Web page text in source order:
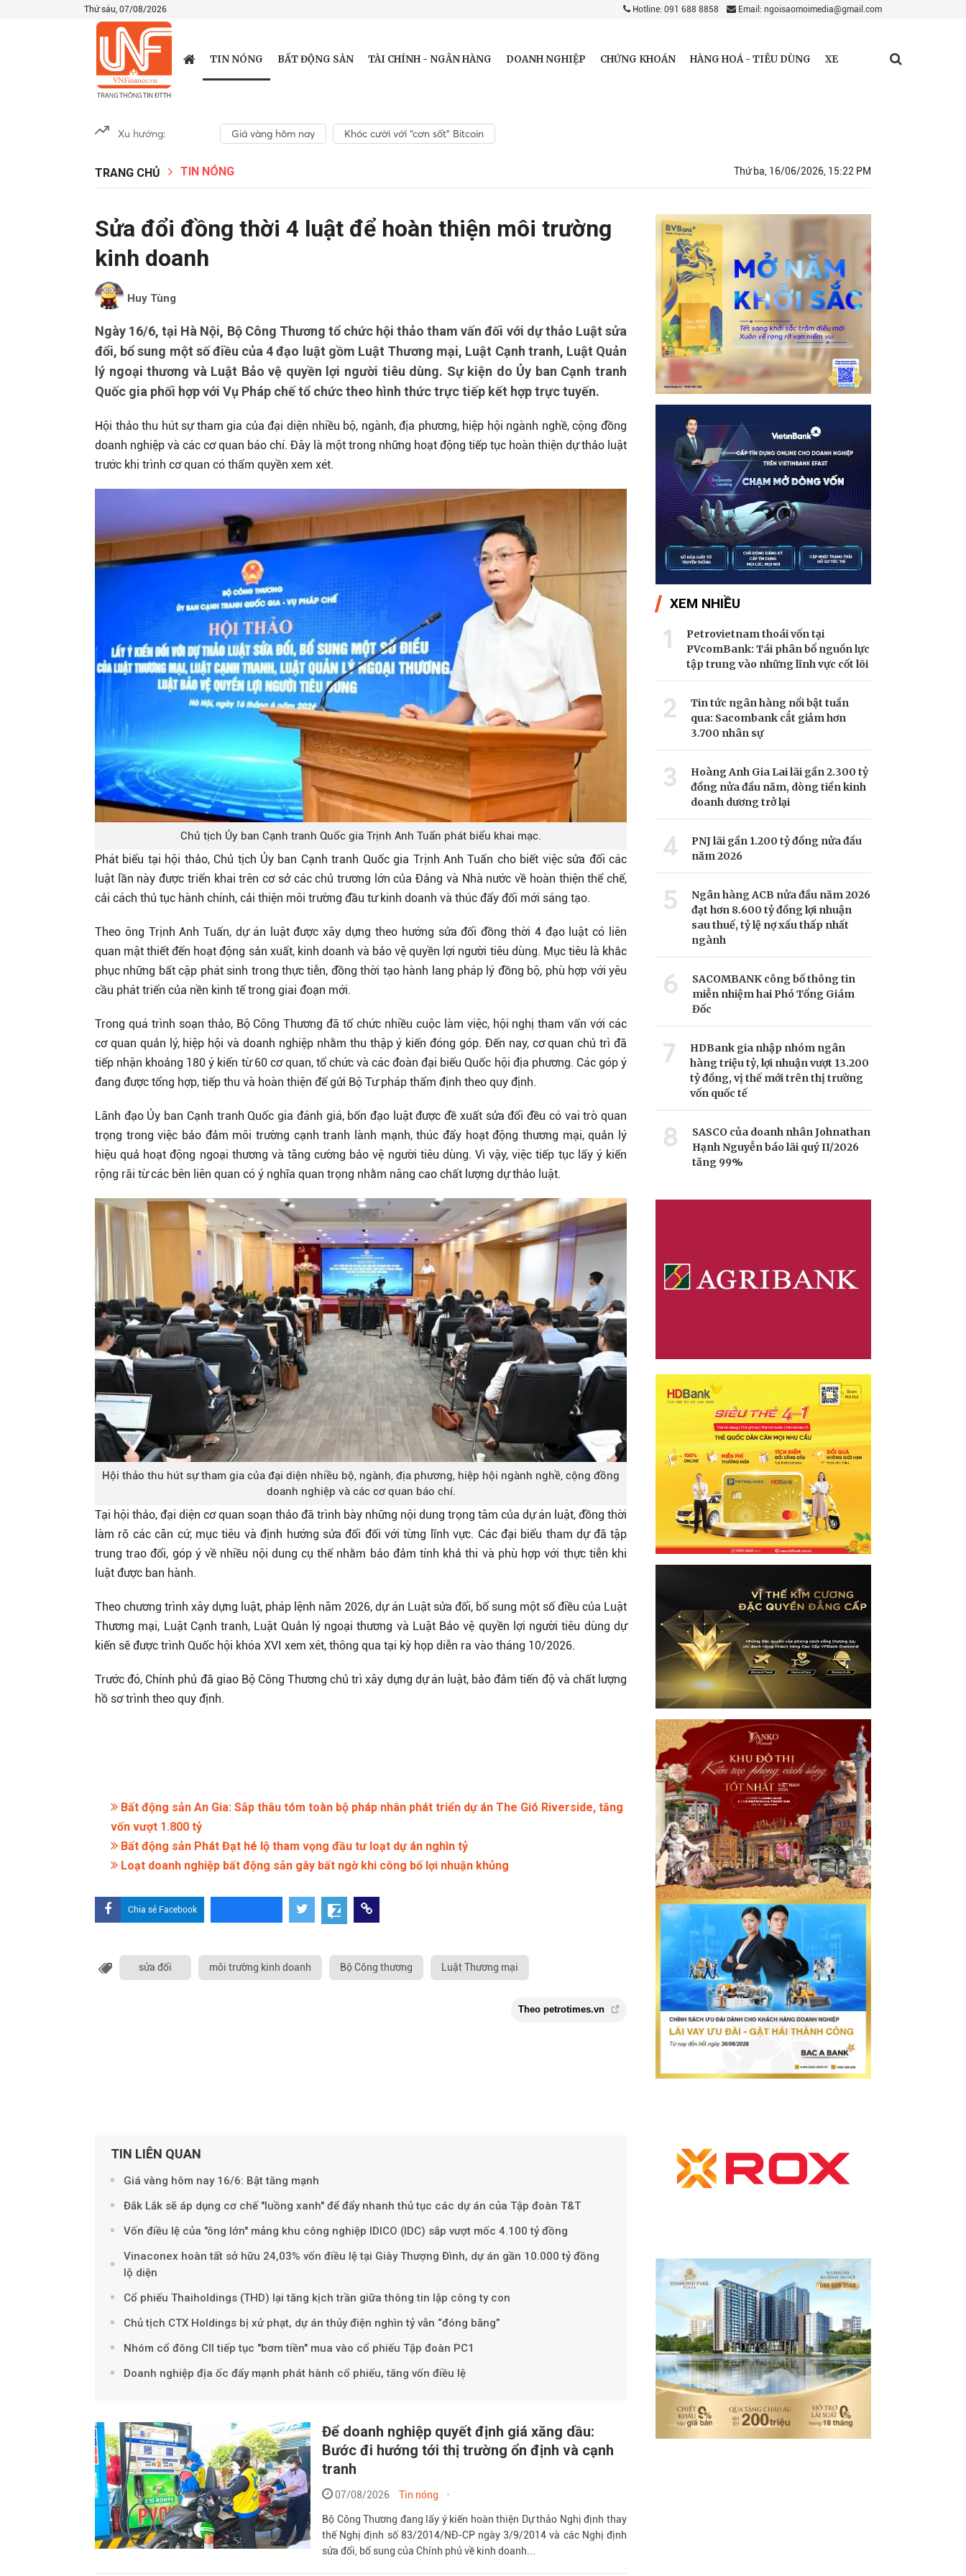
Thứ sáu, 07/08/2026 Hotline: 091 688 8858 Email: ngoisaomoimedia@gmail.com
TIN NÓNG BẤT ĐỘNG SẢN TÀI CHÍNH - NGÂN HÀNG DOANH NGHIỆP CHỨNG KHOÁN HÀNG HOÁ - TIÊU DÙNG XE
Xu hướng: Giá vàng hôm nay Khóc cười với “cơn sốt” Bitcoin
TRANG CHỦ TIN NÓNG Thứ ba, 16/06/2026, 15:22 PM
Sửa đổi đồng thời 4 luật để hoàn thiện môi trường
kinh doanh
Huy Tùng
Ngày 16/6, tại Hà Nội, Bộ Công Thương tổ chức hội thảo tham vấn đối với dự thảo Luật sửa
đổi, bổ sung một số điều của 4 đạo luật gồm Luật Thương mại, Luật Cạnh tranh, Luật Quản
lý ngoại thương và Luật Bảo vệ quyền lợi người tiêu dùng. Sự kiện do Ủy ban Cạnh tranh
Quốc gia phối hợp với Vụ Pháp chế tổ chức theo hình thức trực tiếp kết hợp trực tuyến.
Hội thảo thu hút sự tham gia của đại diện nhiều bộ, ngành, địa phương, hiệp hội ngành nghề, cộng đồng
doanh nghiệp và các cơ quan báo chí. Đây là một trong những hoạt động tiếp tục hoàn thiện dự thảo luật
trước khi trình cơ quan có thẩm quyền xem xét.
Chủ tịch Ủy ban Cạnh tranh Quốc gia Trịnh Anh Tuấn phát biểu khai mạc.
Phát biểu tại hội thảo, Chủ tịch Ủy ban Cạnh tranh Quốc gia Trịnh Anh Tuấn cho biết việc sửa đổi các
luật lần này được triển khai trên cơ sở các chủ trương lớn của Đảng và Nhà nước về hoàn thiện thể chế,
cải cách thủ tục hành chính, cải thiện môi trường đầu tư kinh doanh và thúc đẩy đổi mới sáng tạo.
Theo ông Trịnh Anh Tuấn, dự án luật được xây dựng theo hướng sửa đổi đồng thời 4 đạo luật có liên
quan mật thiết đến hoạt động sản xuất, kinh doanh và bảo vệ quyền lợi người tiêu dùng. Mục tiêu là khắc
phục những bất cập phát sinh trong thực tiễn, đồng thời tạo hành lang pháp lý đồng bộ, phù hợp với yêu
cầu phát triển của nền kinh tế trong giai đoạn mới.
Trong quá trình soạn thảo, Bộ Công Thương đã tổ chức nhiều cuộc làm việc, hội nghị tham vấn với các
cơ quan quản lý, hiệp hội và doanh nghiệp nhằm thu thập ý kiến đóng góp. Đến nay, cơ quan chủ trì đã
tiếp nhận khoảng 180 ý kiến từ 60 cơ quan, tổ chức và các đoàn đại biểu Quốc hội địa phương. Các góp ý
đang được tổng hợp, tiếp thu và hoàn thiện để gửi Bộ Tư pháp thẩm định theo quy định.
Lãnh đạo Ủy ban Cạnh tranh Quốc gia đánh giá, bốn đạo luật được đề xuất sửa đổi đều có vai trò quan
trọng trong việc bảo đảm môi trường cạnh tranh lành mạnh, thúc đẩy hoạt động thương mại, quản lý
hiệu quả hoạt động ngoại thương và tăng cường bảo vệ người tiêu dùng. Vì vậy, việc tiếp tục lấy ý kiến
rộng rãi từ các bên liên quan có ý nghĩa quan trọng nhằm nâng cao chất lượng dự thảo luật.
Hội thảo thu hút sự tham gia của đại diện nhiều bộ, ngành, địa phương, hiệp hội ngành nghề, cộng đồng
doanh nghiệp và các cơ quan báo chí.
Tại hội thảo, đại diện cơ quan soạn thảo đã trình bày những nội dung trọng tâm của dự án luật, đồng thời
làm rõ các căn cứ, mục tiêu và định hướng sửa đổi đối với từng lĩnh vực. Các đại biểu tham dự đã tập
trung trao đổi, góp ý về nhiều nội dung cụ thể nhằm bảo đảm tính khả thi và phù hợp với thực tiễn khi
luật được ban hành.
Theo chương trình xây dựng luật, pháp lệnh năm 2026, dự án Luật sửa đổi, bổ sung một số điều của Luật
Thương mại, Luật Cạnh tranh, Luật Quản lý ngoại thương và Luật Bảo vệ quyền lợi người tiêu dùng dự
kiến sẽ được trình Quốc hội khóa XVI xem xét, thông qua tại kỳ họp diễn ra vào tháng 10/2026.
Trước đó, Chính phủ đã giao Bộ Công Thương chủ trì xây dựng dự án luật, bảo đảm tiến độ và chất lượng
hồ sơ trình theo quy định.
Bất động sản An Gia: Sắp thâu tóm toàn bộ pháp nhân phát triển dự án The Gió Riverside, tăng
vốn vượt 1.800 tỷ
Bất động sản Phát Đạt hé lộ tham vọng đầu tư loạt dự án nghìn tỷ
Loạt doanh nghiệp bất động sản gây bất ngờ khi công bố lợi nhuận khủng
Chia sẻ Facebook
sửa đổi môi trường kinh doanh Bộ Công thương Luật Thương mại
TIN LIÊN QUAN
Giá vàng hôm nay 16/6: Bật tăng mạnh
Đắk Lắk sẽ áp dụng cơ chế "luồng xanh" để đẩy nhanh thủ tục các dự án của Tập đoàn T&T
Vốn điều lệ của "ông lớn" mảng khu công nghiệp IDICO (IDC) sắp vượt mốc 4.100 tỷ đồng
Vinaconex hoàn tất sở hữu 24,03% vốn điều lệ tại Giày Thượng Đình, dự án gần 10.000 tỷ đồng
lộ diện
Cổ phiếu Thaiholdings (THD) lại tăng kịch trần giữa thông tin lập công ty con
Chủ tịch CTX Holdings bị xử phạt, dự án thủy điện nghìn tỷ vẫn “đóng băng”
Nhóm cổ đông CII tiếp tục "bơm tiền" mua vào cổ phiếu Tập đoàn PC1
Doanh nghiệp địa ốc đẩy mạnh phát hành cổ phiếu, tăng vốn điều lệ
Để doanh nghiệp quyết định giá xăng dầu:
Bước đi hướng tới thị trường ổn định và cạnh
tranh
07/08/2026 Tin nóng
Bộ Công Thương đang lấy ý kiến hoàn thiện Dự thảo Nghị định thay
thế Nghị định số 83/2014/NĐ-CP ngày 3/9/2014 và các Nghị định
sửa đổi, bổ sung của Chính phủ về kinh doanh...
XEM NHIỀU
1
Petrovietnam thoái vốn tại
PVcomBank: Tái phân bổ nguồn lực
tập trung vào những lĩnh vực cốt lõi
2
Tin tức ngân hàng nổi bật tuần
qua: Sacombank cắt giảm hơn
3.700 nhân sự
3
Hoàng Anh Gia Lai lãi gần 2.300 tỷ
đồng nửa đầu năm, dòng tiền kinh
doanh dương trở lại
4
PNJ lãi gần 1.200 tỷ đồng nửa đầu
năm 2026
5
Ngân hàng ACB nửa đầu năm 2026
đạt hơn 8.600 tỷ đồng lợi nhuận
sau thuế, tỷ lệ nợ xấu thấp nhất
ngành
6
SACOMBANK công bố thông tin
miễn nhiệm hai Phó Tổng Giám
Đốc
7
HDBank gia nhập nhóm ngân
hàng triệu tỷ, lợi nhuận vượt 13.200
tỷ đồng, vị thế mới trên thị trường
vốn quốc tế
8
SASCO của doanh nhân Johnathan
Hạnh Nguyễn báo lãi quý II/2026
tăng 99%